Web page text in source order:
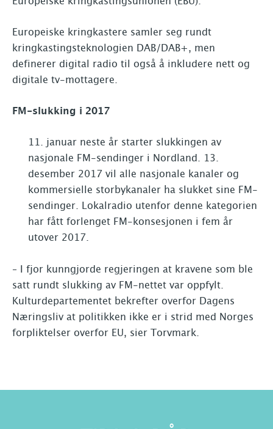
Europeiske kringkastere samler seg rundt
kringkastingsteknologien DAB/DAB+, men
definerer digital radio til også å inkludere nett og
digitale tv-mottagere.
FM-slukking i 2017
januar neste år starter slukkingen av
nasjonale FM-sendinger i Nordland. 13.
desember 2017 vil alle nasjonale kanaler og
kommersielle storbykanaler ha slukket sine FM-
sendinger. Lokalradio utenfor denne kategorien
har fått forlenget FM-konsesjonen i fem år
utover 2017.
– I fjor kunngjorde regjeringen at kravene som ble
satt rundt slukking av FM-nettet var oppfylt.
Kulturdepartementet bekrefter overfor Dagens
Næringsliv at politikken ikke er i strid med Norges
forpliktelser overfor EU, sier Torvmark.